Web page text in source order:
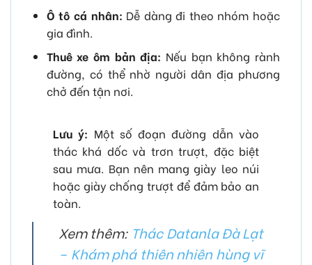
Ô tô cá nhân: Dễ dàng đi theo nhóm hoặc
gia đình.
Thuê xe ôm bản địa: Nếu bạn không rành
đường, có thể nhờ người dân địa phương
chở đến tận nơi.
Lưu ý: Một số đoạn đường dẫn vào
thác khá dốc và trơn trượt, đặc biệt
sau mưa. Bạn nên mang giày leo núi
hoặc giày chống trượt để đảm bảo an
toàn.
Xem thêm: Thác Datanla Đà Lạt
– Khám phá thiên nhiên hùng vĩ